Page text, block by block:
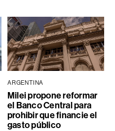
ARGENTINA
Milei propone reformar
el Banco Central para
prohibir que financie el
gasto público